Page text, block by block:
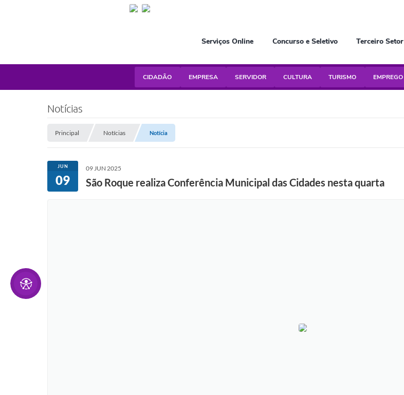
Serviços Online Concurso e Seletivo Terceiro Setor
CIDADÃO EMPRESA SERVIDOR CULTURA TURISMO EMPREGO
Notícias
Principal Notícias Notícia
JUN
09
09 JUN 2025
São Roque realiza Conferência Municipal das Cidades nesta quarta